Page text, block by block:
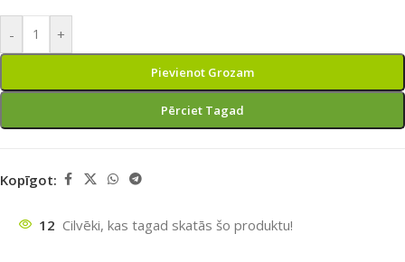
- +
Pievienot Grozam
Pērciet Tagad
Kopīgot:
12 Cilvēki, kas tagad skatās šo produktu!